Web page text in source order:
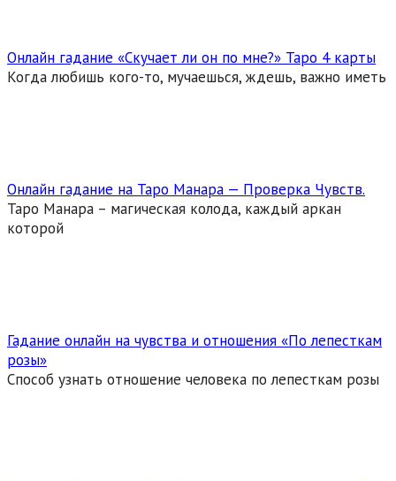
Онлайн гадание «Скучает ли он по мне?» Таро 4 карты
Когда любишь кого-то, мучаешься, ждешь, важно иметь
Онлайн гадание на Таро Манара — Проверка Чувств.
Таро Манара – магическая колода, каждый аркан
которой
Гадание онлайн на чувства и отношения «По лепесткам
розы»
Способ узнать отношение человека по лепесткам розы